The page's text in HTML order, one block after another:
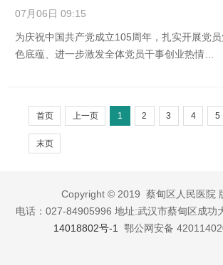
07月06日 09:15
为庆祝中国共产党成立105周年，扎实开展党
色底蕴、进一步激发全体党员干事创业热情…
首页 上一页 1 2 3 4 5
末页
Copyright © 2019 蔡甸区人民医院
电话：027-84905996 地址:武汉市蔡甸区成功
14018802号-1
鄂公网安备